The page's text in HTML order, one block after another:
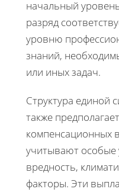
начальный
разряд
уровню
знаний,
или иных задач.
Структура единой
также
компенсационных
учитывают особые
вредность,
факторы. Эти